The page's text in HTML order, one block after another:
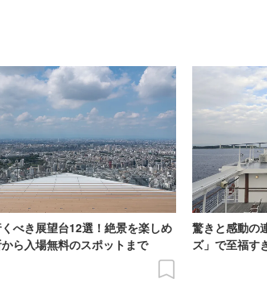
べき展望台12選！絶景を楽しめ
ら入場無料のスポットまで
驚きと感動の
ズ」で至福す